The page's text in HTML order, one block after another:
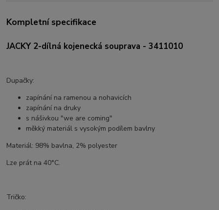
Kompletní specifikace
JACKY 2-dílná kojenecká souprava - 3411010
Dupačky:
zapínání na ramenou a nohavicích
zapínání na druky
s nášivkou "we are coming"
měkký materiál s vysokým podílem bavlny
Materiál: 98% bavlna, 2% polyester
Lze prát na 40°C.
Tričko: